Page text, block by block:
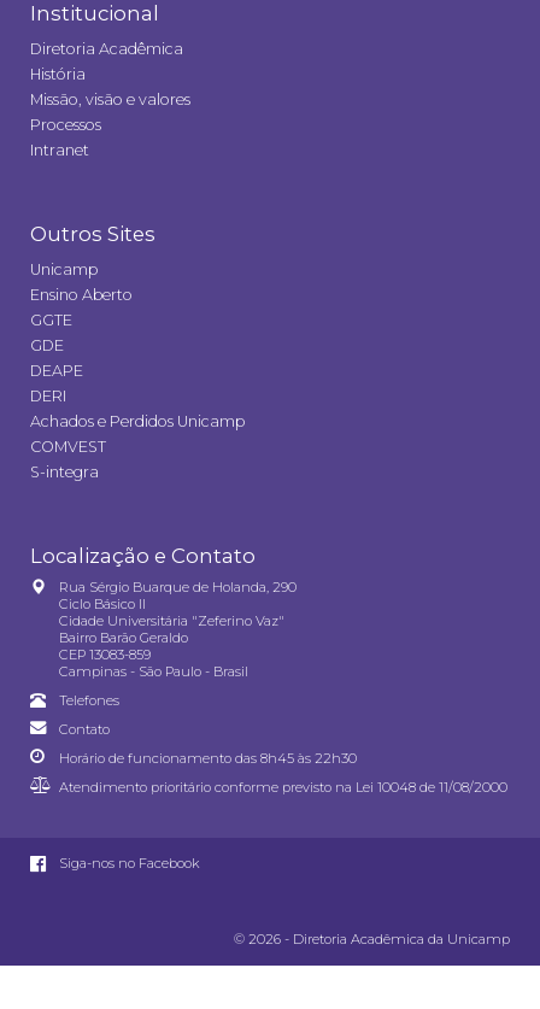
Institucional
Diretoria Acadêmica
História
Missão, visão e valores
Processos
Intranet
Outros Sites
Unicamp
Ensino Aberto
GGTE
GDE
DEAPE
DERI
Achados e Perdidos Unicamp
COMVEST
S-integra
Localização e Contato
Rua Sérgio Buarque de Holanda, 290
Ciclo Básico II
Cidade Universitária "Zeferino Vaz"
Bairro Barão Geraldo
CEP 13083-859
Campinas - São Paulo - Brasil
Telefones
Contato
Horário de funcionamento das 8h45 às 22h30
Atendimento prioritário conforme previsto na Lei 10048 de 11/08/2000
Siga-nos no Facebook
© 2026 - Diretoria Acadêmica da Unicamp